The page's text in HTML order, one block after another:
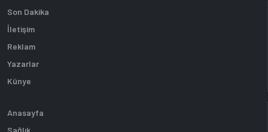
Son Dakika
İletişim
Reklam
Yazarlar
Künye
Anasayfa
Sağlık